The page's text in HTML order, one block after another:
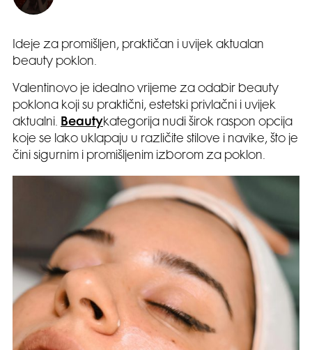
Ideje za promišljen, praktičan i uvijek aktualan
beauty poklon.
Valentinovo je idealno vrijeme za odabir beauty
poklona koji su praktični, estetski privlačni i uvijek
aktualni. Beautykategorija nudi širok raspon opcija
koje se lako uklapaju u različite stilove i navike, što je
čini sigurnim i promišljenim izborom za poklon.